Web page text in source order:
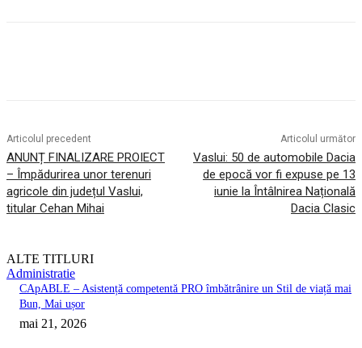
Articolul precedent
ANUNȚ FINALIZARE PROIECT
– Împădurirea unor terenuri
agricole din județul Vaslui,
titular Cehan Mihai
Articolul următor
Vaslui: 50 de automobile Dacia
de epocă vor fi expuse pe 13
iunie la Întâlnirea Națională
Dacia Clasic
ALTE TITLURI
Administratie
CApABLE – Asistență competentă PRO îmbătrânire un Stil de viață mai
Bun, Mai ușor
mai 21, 2026